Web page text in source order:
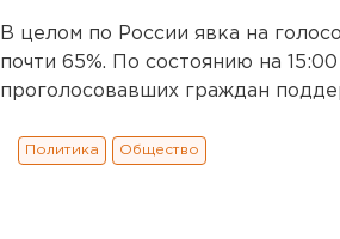
В целом по России явка на
почти 65%. По состоянию на
проголосовавших граждан
Политика Общество